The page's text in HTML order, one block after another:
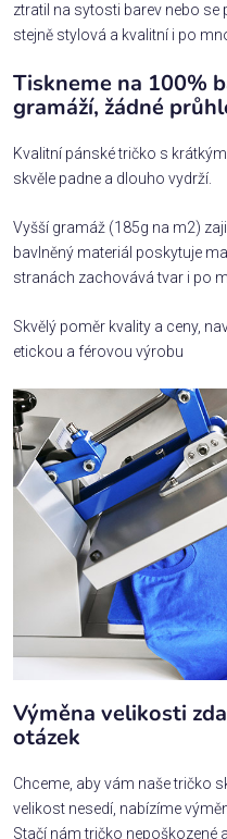
ztratil na sytosti barev nebo
stejně stylová a kvalitní i po
Tiskneme na 100%
gramáží, žádné
Kvalitní pánské tričko s
skvěle padne a dlouho vydrží.
Vyšší gramáž (185g na m2)
bavlněný materiál poskytuje
stranách zachovává tvar i po
Skvělý poměr kvality a ceny,
etickou a férovou výrobu
Výměna velikosti
otázek
Chceme, aby vám naše tričko
velikost nesedí, nabízíme
Stačí nám tričko nepoškozené